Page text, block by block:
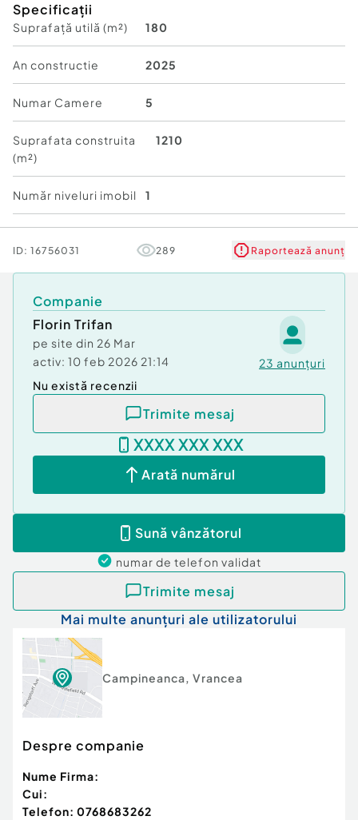
bransament electric trifazic.
Pentru mai multe detalii sau programarea unei
vizionari astept sa ma contactati.
Număr niveluri imobil:
Număr Băi:2
Posibilitate parcare: Nu
Utilități: Curent
Specificații
Suprafață utilă (m²) 180
An constructie 2025
Numar Camere 5
Suprafata construita
(m²)
1210
Număr niveluri imobil 1
ID: 16756031 289 Raportează anunț
Companie
Florin Trifan
pe site din 26 Mar
activ: 10 feb 2026 21:14 23 anunțuri
Nu există recenzii
Trimite mesaj
XXXX XXX XXX
Arată numărul
Sună vânzătorul
numar de telefon validat
Trimite mesaj
Mai multe anunțuri ale utilizatorului
Campineanca, Vrancea
Despre companie
Nume Firma:
Cui:
Telefon: 0768683262